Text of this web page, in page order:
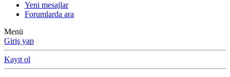
Yeni mesajlar
Forumlarda ara
Menü
Giriş yap
Kayıt ol